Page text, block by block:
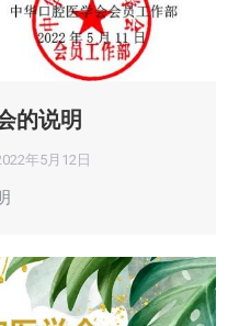
的说明
年5月12日